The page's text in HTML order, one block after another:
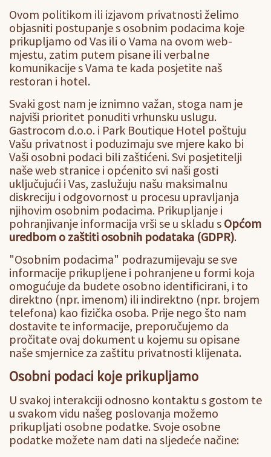
Ovom politikom ili izjavom privatnosti želimo
objasniti postupanje s osobnim podacima koje
prikupljamo od Vas ili o Vama na ovom web-
mjestu, zatim putem pisane ili verbalne
komunikacije s Vama te kada posjetite naš
restoran i hotel.
Svaki gost nam je iznimno važan, stoga nam je
najviši prioritet ponuditi vrhunsku uslugu.
Gastrocom d.o.o. i Park Boutique Hotel poštuju
Vašu privatnost i poduzimaju sve mjere kako bi
Vaši osobni podaci bili zaštićeni. Svi posjetitelji
naše web stranice i općenito svi naši gosti
uključujući i Vas, zaslužuju našu maksimalnu
diskreciju i odgovornost u procesu upravljanja
njihovim osobnim podacima. Prikupljanje i
pohranjivanje informacija vrši se u skladu s Općom
uredbom o zaštiti osobnih podataka (GDPR).
"Osobnim podacima" podrazumijevaju se sve
informacije prikupljene i pohranjene u formi koja
omogućuje da budete osobno identificirani, i to
direktno (npr. imenom) ili indirektno (npr. brojem
telefona) kao fizička osoba. Prije nego što nam
dostavite te informacije, preporučujemo da
pročitate ovaj dokument u kojemu su opisane
naše smjernice za zaštitu privatnosti klijenata.
Osobni podaci koje prikupljamo
U svakoj interakciji odnosno kontaktu s gostom te
u svakom vidu našeg poslovanja možemo
prikupljati osobne podatke. Svoje osobne
podatke možete nam dati na sljedeće načine: